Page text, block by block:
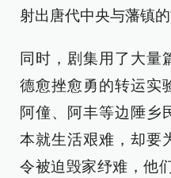
射出唐代中央与藩镇的
同时，剧集用了大量
德愈挫愈勇的转运实
阿僮、阿丰等边陲乡
本就生活艰难，却要
令被迫毁家纾难，他